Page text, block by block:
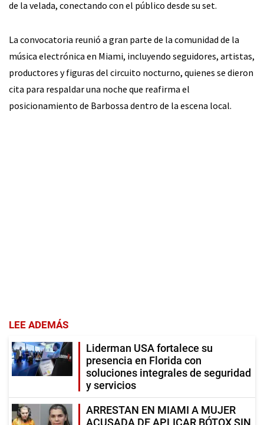
de la velada, conectando con el público desde su set.
La convocatoria reunió a gran parte de la comunidad de la
música electrónica en Miami, incluyendo seguidores, artistas,
productores y figuras del circuito nocturno, quienes se dieron
cita para respaldar una noche que reafirma el
posicionamiento de Barbossa dentro de la escena local.
LEE ADEMÁS
Liderman USA fortalece su
presencia en Florida con
soluciones integrales de seguridad
y servicios
ARRESTAN EN MIAMI A MUJER